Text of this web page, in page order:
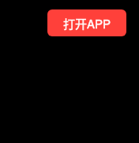
打开APP